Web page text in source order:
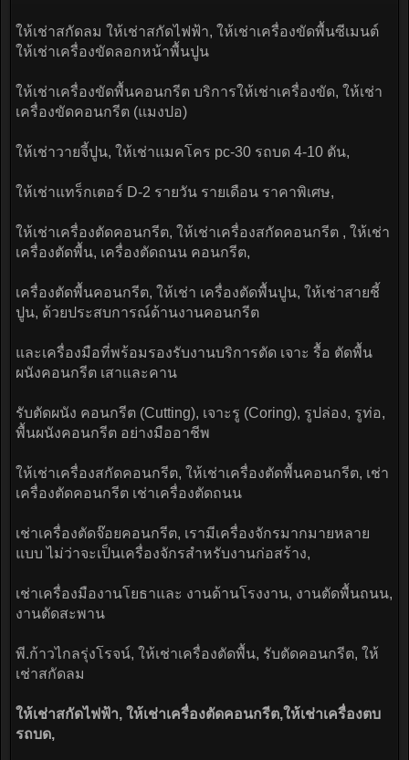
ให้เช่าสกัดลม ให้เช่าสกัดไฟฟ้า, ให้เช่าเครื่องขัดพื้นซีเมนต์
ให้เช่าเครื่องขัดลอกหน้าพื้นปูน
ให้เช่าเครื่องขัดพื้นคอนกรีต บริการให้เช่าเครื่องขัด, ให้เช่า
เครื่องขัดคอนกรีต (แมงปอ)
ให้เช่าวายจี้ปูน, ให้เช่าแมคโคร pc-30 รถบด 4-10 ตัน,
ให้เช่าแทร็กเตอร์ D-2 รายวัน รายเดือน ราคาพิเศษ,
ให้เช่าเครื่องตัดคอนกรีต, ให้เช่าเครื่องสกัดคอนกรีต , ให้เช่า
เครื่องตัดพื้น, เครื่องตัดถนน คอนกรีต,
เครื่องตัดพื้นคอนกรีต, ให้เช่า เครื่องตัดพื้นปูน, ให้เช่าสายชี้
ปูน, ด้วยประสบการณ์ด้านงานคอนกรีต
และเครื่องมือที่พร้อมรองรับงานบริการตัด เจาะ รื้อ ตัดพื้น
ผนังคอนกรีต เสาและคาน
รับตัดผนัง คอนกรีต (Cutting), เจาะรู (Coring), รูปล่อง, รูท่อ,
พื้นผนังคอนกรีต อย่างมืออาชีพ
ให้เช่าเครื่องสกัดคอนกรีต, ให้เช่าเครื่องตัดพื้นคอนกรีต, เช่า
เครื่องตัดคอนกรีต เช่าเครื่องตัดถนน
เช่าเครื่องตัดจ๊อยคอนกรีต, เรามีเครื่องจักรมากมายหลาย
แบบ ไม่ว่าจะเป็นเครื่องจักรสำหรับงานก่อสร้าง,
เช่าเครื่องมืองานโยธาและ งานด้านโรงงาน, งานตัดพื้นถนน,
งานตัดสะพาน
พี.ก้าวไกลรุ่งโรจน์, ให้เช่าเครื่องตัดพื้น, รับตัดคอนกรีต, ให้
เช่าสกัดลม
ให้เช่าสกัดไฟฟ้า, ให้เช่าเครื่องตัดคอนกรีต,ให้เช่าเครื่องตบ
รถบด,